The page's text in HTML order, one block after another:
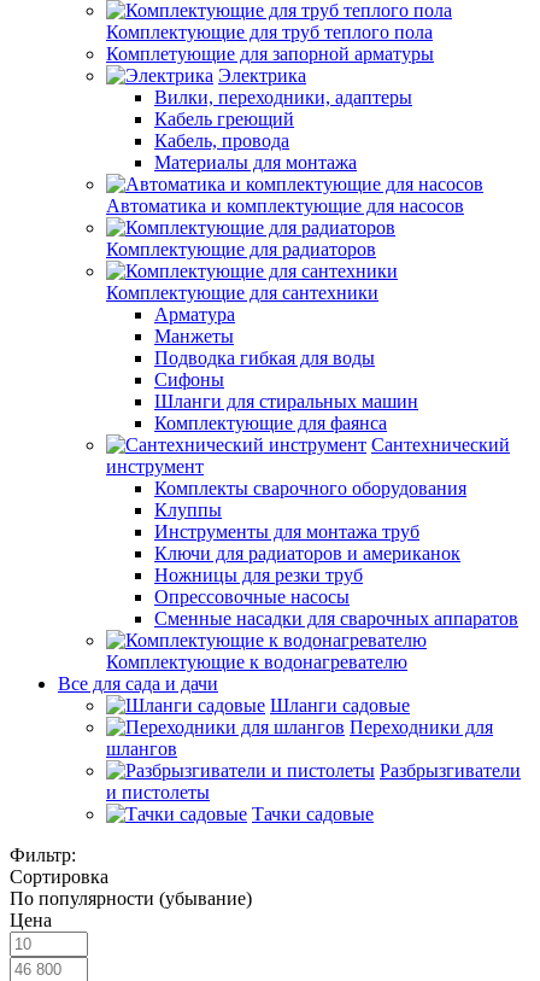
Комплектующие для труб теплого пола
Комплетующие для запорной арматуры
Электрика
Вилки, переходники, адаптеры
Кабель греющий
Кабель, провода
Материалы для монтажа
Автоматика и комплектующие для насосов
Комплектующие для радиаторов
Комплектующие для сантехники
Арматура
Манжеты
Подводка гибкая для воды
Сифоны
Шланги для стиральных машин
Комплектующие для фаянса
Сантехнический
инструмент
Комплекты сварочного оборудования
Клуппы
Инструменты для монтажа труб
Ключи для радиаторов и американок
Ножницы для резки труб
Опрессовочные насосы
Сменные насадки для сварочных аппаратов
Комплектующие к водонагревателю
Все для сада и дачи
Шланги садовые
Переходники для
шлангов
Разбрызгиватели
и пистолеты
Тачки садовые
Фильтр:
Сортировка
По популярности (убывание)
Цена